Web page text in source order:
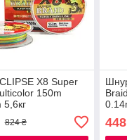
X8 Super
150m
824 ₴ 448